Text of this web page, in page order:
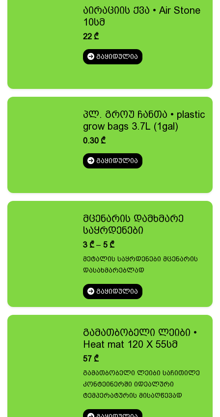
აირაციის ქვა • Air Stone
10სმ
22₾
ᲒᲐᲧᲘᲓᲣᲚᲘᲐ
პლ. გროუ ჩანთა • plastic
grow bags 3.7L (1gal)
0.30₾
ᲒᲐᲧᲘᲓᲣᲚᲘᲐ
მცენარის დამხმარე
საყრდენები
3₾ – 5₾Price
3 ₾
through
5 ₾
მეტალის საყრდენები მცენარის
დასახმარებლად
ᲒᲐᲧᲘᲓᲣᲚᲘᲐ
გამათბობელი ლეიბი •
Heat mat 120 X 55სმ
57₾
გამათბობელი ლეიბი საჩითილე
კონტეინერში იდეალური
ტემპერატურის მისაღწევად